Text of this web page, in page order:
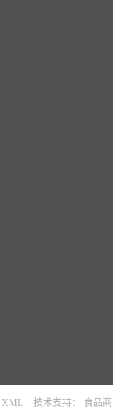
XML 技术支持： 食品商